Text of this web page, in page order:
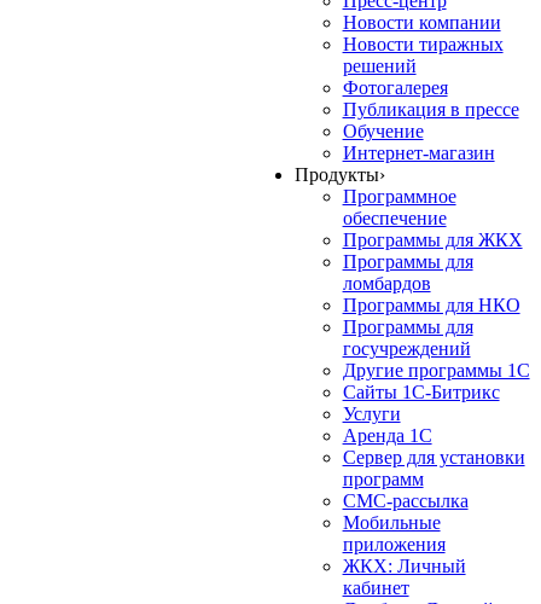
Новости компании
Новости тиражных
решений
Фотогалерея
Публикация в прессе
Обучение
Интернет-магазин
Продукты›
Программное
обеспечение
Программы для ЖКХ
Программы для
ломбардов
Программы для НКО
Программы для
госучреждений
Другие программы 1С
Сайты 1С-Битрикс
Услуги
Аренда 1С
Сервер для установки
программ
СМС-рассылка
Мобильные
приложения
ЖКХ: Личный
кабинет